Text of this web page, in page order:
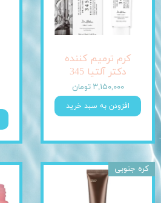
کرم ترمیم کننده
دکتر آلتیا 345
۳,۱۵۰,۰۰۰ تومان
افزودن به سبد خرید
کره جنوبی